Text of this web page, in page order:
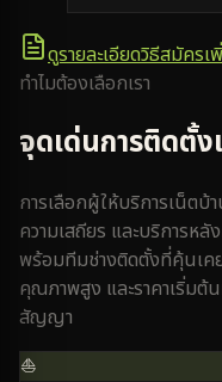
ดูรายละเอียดวิธีสมัคร
ทำไมต้องเลือกเรา
จุดเด่นการติดตั้ง
การเลือกผู้ให้บริการเน็ตบ้
ความเสถียร และบริการห
พร้อมทีมช่างติดตั้งที่คุ้นเค
คุณภาพสูง และราคาเริ่ม
สัญญา
⛵